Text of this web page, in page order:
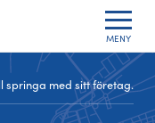
MENY
springa med sitt företag.